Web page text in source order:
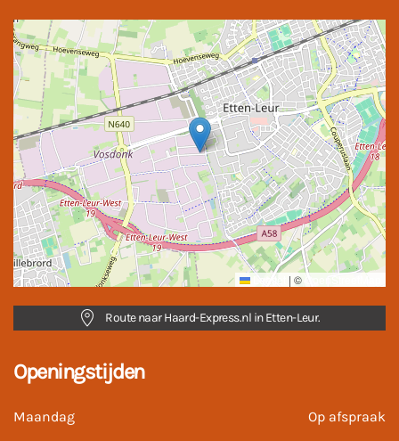
| ©
Route naar Haard-Express.nl in Etten-Leur.
Openingstijden
Maandag
Op afspraak